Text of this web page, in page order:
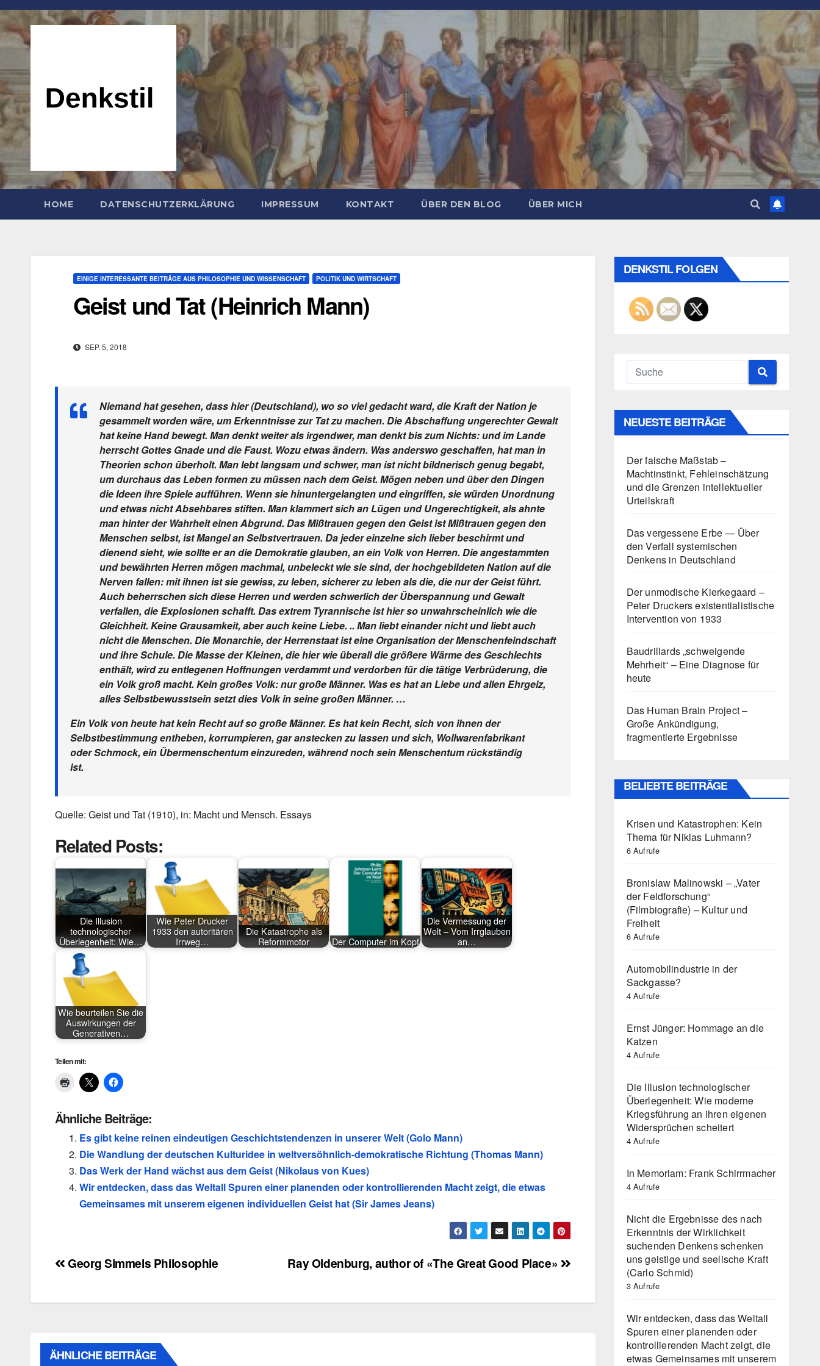
Zum
Inhalt
springen
HOME DATENSCHUTZERKLÄRUNG IMPRESSUM KONTAKT ÜBER DEN BLOG ÜBER MICH
EINIGE INTERESSANTE BEITRÄGE AUS PHILOSOPHIE UND WISSENSCHAFT POLITIK UND WIRTSCHAFT
Geist und Tat (Heinrich Mann)
SEP. 5, 2018
Niemand hat gesehen, dass hier (Deutschland), wo so viel gedacht ward, die Kraft der Nation je
gesammelt worden wäre, um Erkenntnisse zur Tat zu machen. Die Abschaffung ungerechter Gewalt
hat keine Hand bewegt. Man denkt weiter als irgendwer, man denkt bis zum Nichts: und im Lande
herrscht Gottes Gnade und die Faust. Wozu etwas ändern. Was anderswo geschaffen, hat man in
Theorien schon überholt. Man lebt langsam und schwer, man ist nicht bildnerisch genug begabt,
um durchaus das Leben formen zu müssen nach dem Geist. Mögen neben und über den Dingen
die Ideen ihre Spiele aufführen. Wenn sie hinuntergelangten und eingriffen, sie würden Unordnung
und etwas nicht Absehbares stiften. Man klammert sich an Lügen und Ungerechtigkeit, als ahnte
man hinter der Wahrheit einen Abgrund. Das Mißtrauen gegen den Geist ist Mißtrauen gegen den
Menschen selbst, ist Mangel an Selbstvertrauen. Da jeder einzelne sich lieber beschirmt und
dienend sieht, wie sollte er an die Demokratie glauben, an ein Volk von Herren. Die angestammten
und bewährten Herren mögen machmal, unbeleckt wie sie sind, der hochgebildeten Nation auf die
Nerven fallen: mit ihnen ist sie gewiss, zu leben, sicherer zu leben als die, die nur der Geist führt.
Auch beherrschen sich diese Herren und werden schwerlich der Überspannung und Gewalt
verfallen, die Explosionen schafft. Das extrem Tyrannische ist hier so unwahrscheinlich wie die
Gleichheit. Keine Grausamkeit, aber auch keine Liebe. .. Man liebt einander nicht und liebt auch
nicht die Menschen. Die Monarchie, der Herrenstaat ist eine Organisation der Menschenfeindschaft
und ihre Schule. Die Masse der Kleinen, die hier wie überall die größere Wärme des Geschlechts
enthält, wird zu entlegenen Hoffnungen verdammt und verdorben für die tätige Verbrüderung, die
ein Volk groß macht. Kein großes Volk: nur große Männer. Was es hat an Liebe und allen Ehrgeiz,
alles Selbstbewusstsein setzt dies Volk in seine großen Männer. …
Ein Volk von heute hat kein Recht auf so große Männer. Es hat kein Recht, sich von ihnen der
Selbstbestimmung entheben, korrumpieren, gar anstecken zu lassen und sich, Wollwarenfabrikant
oder Schmock, ein Übermenschentum einzureden, während noch sein Menschentum rückständig
ist.
Quelle: Geist und Tat (1910), in: Macht und Mensch. Essays
Related Posts:
Die Illusion
technologischer
Überlegenheit: Wie…
Wie Peter Drucker
1933 den autoritären
Irrweg…
Die Katastrophe als
Reformmotor
Der Computer im Kopf
Die Vermessung der
Welt – Vom Irrglauben
an…
Wie beurteilen Sie die
Auswirkungen der
Generativen…
Teilen mit:
Ähnliche Beiträge:
Es gibt keine reinen eindeutigen Geschichtstendenzen in unserer Welt (Golo Mann)
Die Wandlung der deutschen Kulturidee in weltversöhnlich-demokratische Richtung (Thomas Mann)
Das Werk der Hand wächst aus dem Geist (Nikolaus von Kues)
Wir entdecken, dass das Weltall Spuren einer planenden oder kontrollierenden Macht zeigt, die etwas
Gemeinsames mit unserem eigenen individuellen Geist hat (Sir James Jeans)
Beitragsnavigation Ray Oldenburg, author of «The Great Good Place»
Georg Simmels Philosophie
ÄHNLICHE BEITRÄGE
DENKSTIL FOLGEN
NEUESTE BEITRÄGE
Der falsche Maßstab –
Machtinstinkt, Fehleinschätzung
und die Grenzen intellektueller
Urteilskraft
Das vergessene Erbe — Über
den Verfall systemischen
Denkens in Deutschland
Der unmodische Kierkegaard –
Peter Druckers existentialistische
Intervention von 1933
Baudrillards „schweigende
Mehrheit“ – Eine Diagnose für
heute
Das Human Brain Project –
Große Ankündigung,
fragmentierte Ergebnisse
BELIEBTE BEITRÄGE
Krisen und Katastrophen: Kein
Thema für Niklas Luhmann?
6 Aufrufe
Bronislaw Malinowski – „Vater
der Feldforschung“
(Filmbiografie) – Kultur und
Freiheit
6 Aufrufe
Automobilindustrie in der
Sackgasse?
4 Aufrufe
Ernst Jünger: Hommage an die
Katzen
4 Aufrufe
Die Illusion technologischer
Überlegenheit: Wie moderne
Kriegsführung an ihren eigenen
Widersprüchen scheitert
4 Aufrufe
In Memoriam: Frank Schirrmacher
4 Aufrufe
Nicht die Ergebnisse des nach
Erkenntnis der Wirklichkeit
suchenden Denkens schenken
uns geistige und seelische Kraft
(Carlo Schmid)
3 Aufrufe
Wir entdecken, dass das Weltall
Spuren einer planenden oder
kontrollierenden Macht zeigt, die
etwas Gemeinsames mit unserem